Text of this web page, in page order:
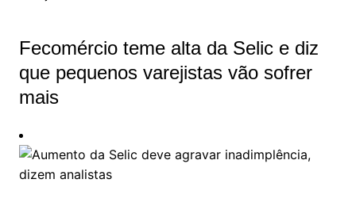
Fecomércio teme alta da Selic e diz
que pequenos varejistas vão sofrer
mais